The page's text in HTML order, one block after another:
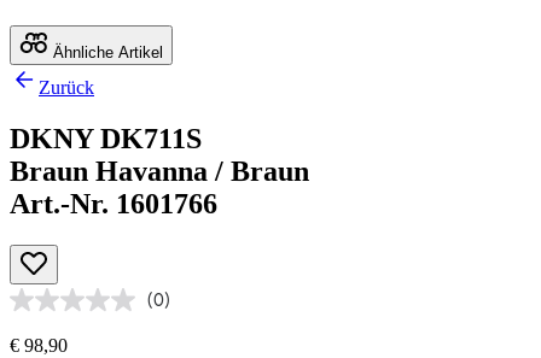
Ähnliche Artikel
Zurück
DKNY DK711S
Braun Havanna / Braun
Art.-Nr. 1601766
(0)
€ 98,90